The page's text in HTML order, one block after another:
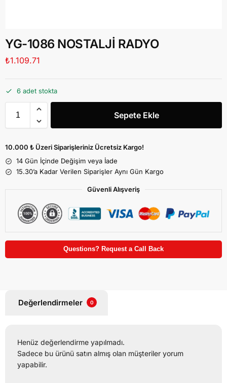
YG-1086 NOSTALJİ RADYO
₺1.109.71
6 adet stokta
Sepete Ekle
10.000 ₺ Üzeri Siparişleriniz Ücretsiz Kargo!
14 Gün İçinde Değişim veya İade
15.30’a Kadar Verilen Siparişler Aynı Gün Kargo
Güvenli Alışveriş
Questions? Request a Call Back
Değerlendirmeler 0
Henüz değerlendirme yapılmadı.
Sadece bu ürünü satın almış olan müşteriler yorum
yapabilir.